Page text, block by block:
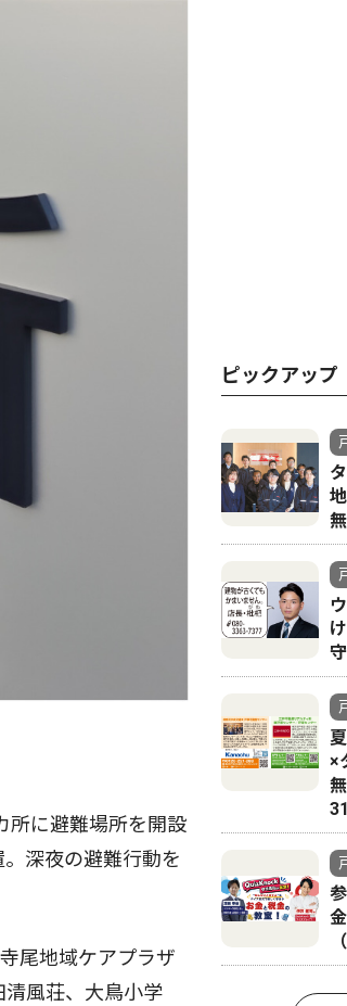
所に避難場所を開設
深夜の避難行動を
尾地域ケアプラザ
風荘、大鳥小学
ピックアップ
×